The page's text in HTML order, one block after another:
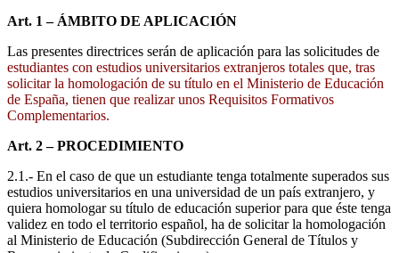
Art. 1 – ÁMBITO DE APLICACIÓN
Las presentes directrices serán de aplicación para las solicitudes de
estudiantes con estudios universitarios extranjeros totales que, tras
solicitar la homologación de su título en el Ministerio de Educación
de España, tienen que realizar unos Requisitos Formativos
Complementarios.
Art. 2 – PROCEDIMIENTO
2.1.- En el caso de que un estudiante tenga totalmente superados sus
estudios universitarios en una universidad de un país extranjero, y
quiera homologar su título de educación superior para que éste tenga
validez en todo el territorio español, ha de solicitar la homologación
al Ministerio de Educación (Subdirección General de Títulos y